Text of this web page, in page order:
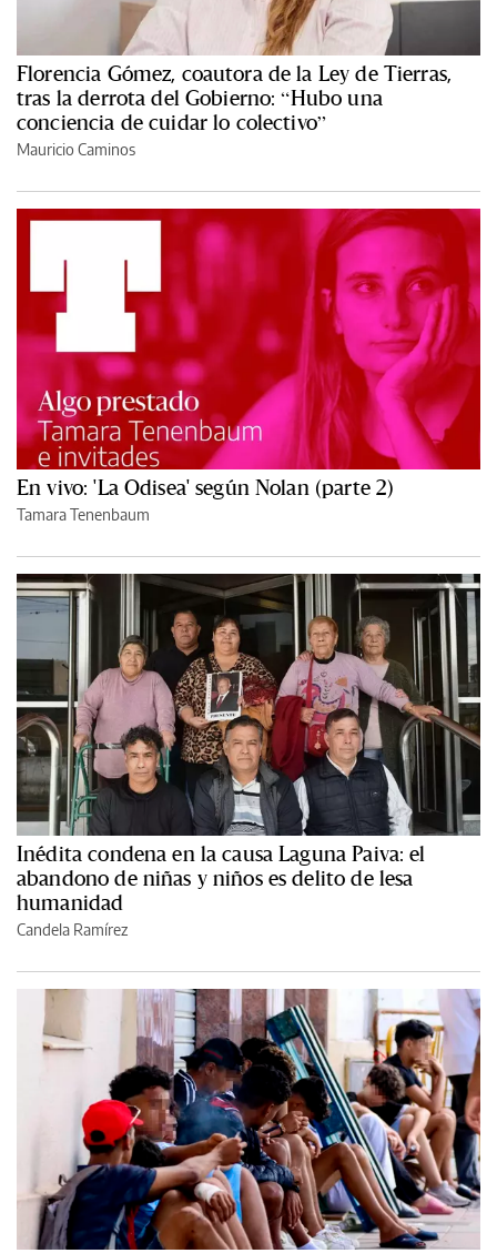
Florencia Gómez, coautora de la Ley de Tierras,
tras la derrota del Gobierno: “Hubo una
conciencia de cuidar lo colectivo”
Mauricio Caminos
En vivo: 'La Odisea' según Nolan (parte 2)
Tamara Tenenbaum
Inédita condena en la causa Laguna Paiva: el
abandono de niñas y niños es delito de lesa
humanidad
Candela Ramírez